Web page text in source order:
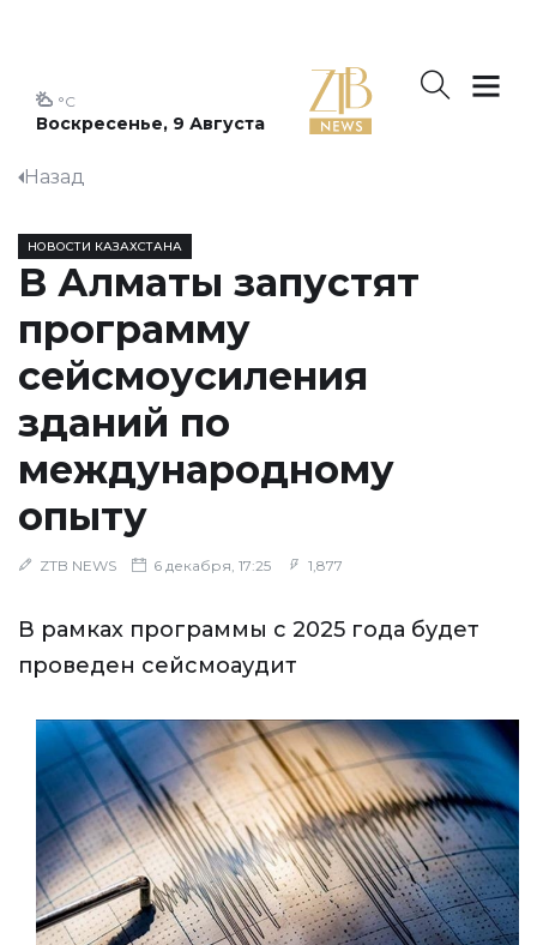
Воскресенье, 9 Августа
°C
Назад
НОВОСТИ КАЗАХСТАНА
В Алматы запустят
программу
сейсмоусиления
зданий по
международному
опыту
ZTB NEWS 6 декабря, 17:25 1,877
В рамках программы с 2025 года будет
проведен сейсмоаудит